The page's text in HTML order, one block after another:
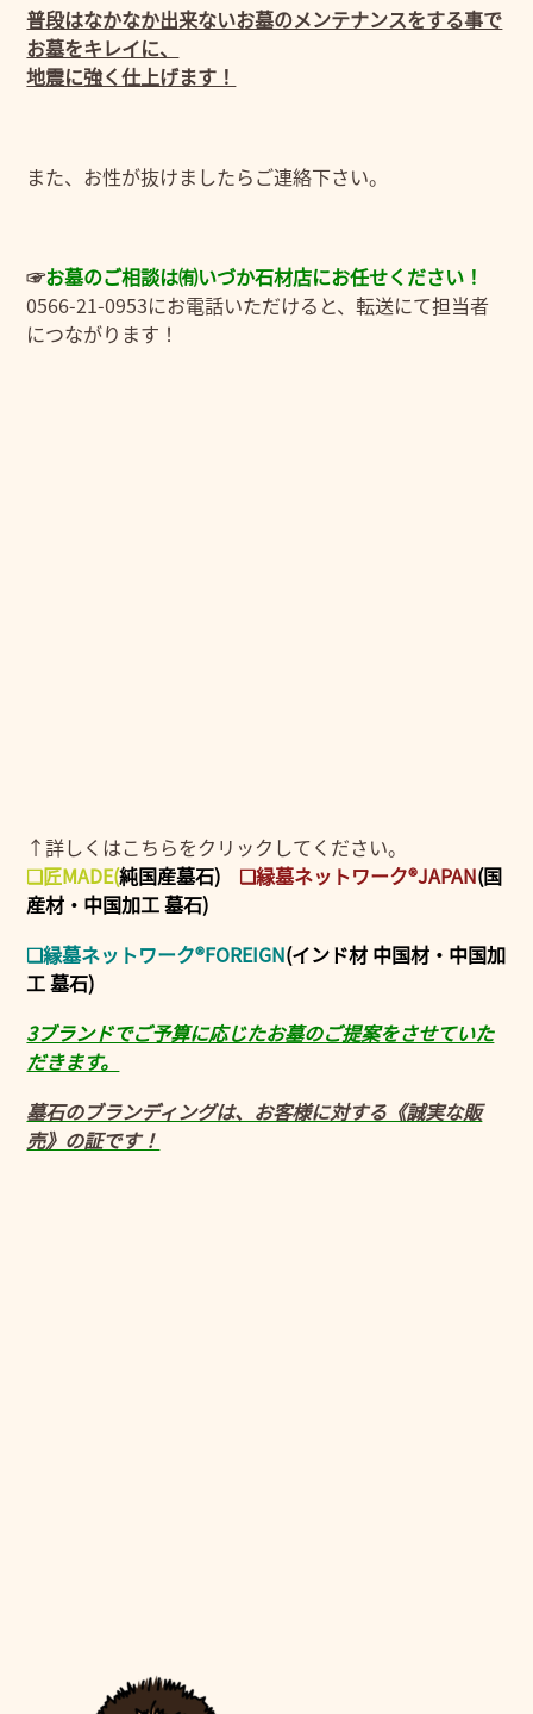
普段はなかなか出来ないお墓のメンテナンスをする事で
お墓をキレイに、
地震に強く仕上げます！
また、お性が抜けましたらご連絡下さい。
☞お墓のご相談は㈲いづか石材店にお任せください！
0566-21-0953にお電話いただけると、転送にて担当者
につながります！
↑詳しくはこちらをクリックしてください。
❑匠MADE(純国産墓石) ❑縁墓ネットワーク®JAPAN(国
産材・中国加工 墓石)
❑縁墓ネットワーク®FOREIGN(インド材 中国材・中国加
工 墓石)
3ブランドでご予算に応じたお墓のご提案をさせていた
だきます。
墓石のブランディングは、お客様に対する《誠実な販
売》の証です！